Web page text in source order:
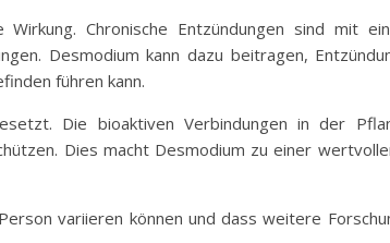
Chronische Entzündungen sind mit
Desmodium kann dazu beitragen,
führen kann.
Die bioaktiven Verbindungen in der
Dies macht Desmodium zu einer
variieren können und dass weitere